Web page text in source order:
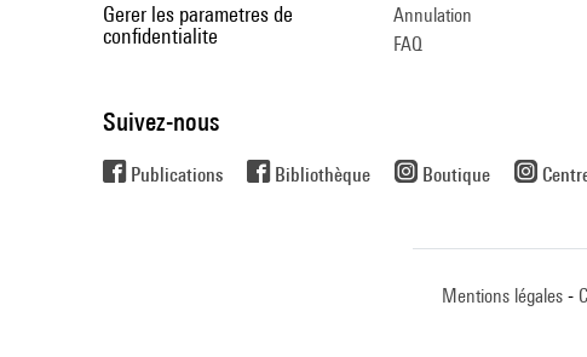
Gerer les parametres de
confidentialite
Annulation
FAQ
Suivez-nous
Publications Bibliothèque Boutique
Mentions légales